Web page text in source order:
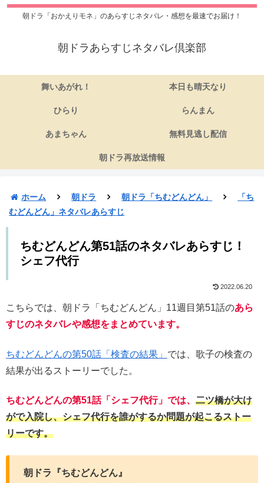
朝ドラ「おかえりモネ」のあらすじネタバレ・感想を最速でお届け！
朝ドラあらすじネタバレ倶楽部
舞いあがれ！ 本日も晴天なり
ひらり らんまん
あまちゃん 無料見逃し配信
朝ドラ再放送情報
ホーム 朝ドラ 朝ドラ「ちむどんどん」
「ち
むどんどん」ネタバレあらすじ
ちむどんどん第51話のネタバレあらすじ！
シェフ代行
2022.06.20
こちらでは、朝ドラ「ちむどんどん」11週目第51話のあら
すじのネタバレや感想をまとめています。
ちむどんどんの第50話「検査の結果」 では、歌子の検査の
結果が出るストーリーでした。
ちむどんどんの第51話「シェフ代行」では、 二ツ橋が大け
がで入院し、シェフ代行を誰がするか問題が起こるストー
リーです。
朝ドラ『ちむどんどん』